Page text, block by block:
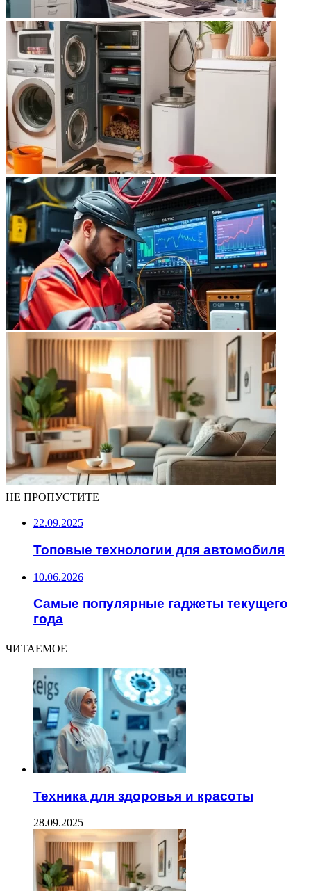
НЕ ПРОПУСТИТЕ
22.09.2025
Топовые технологии для автомобиля
10.06.2026
Самые популярные гаджеты текущего
года
ЧИТАЕМОЕ
Техника для здоровья и красоты
28.09.2025